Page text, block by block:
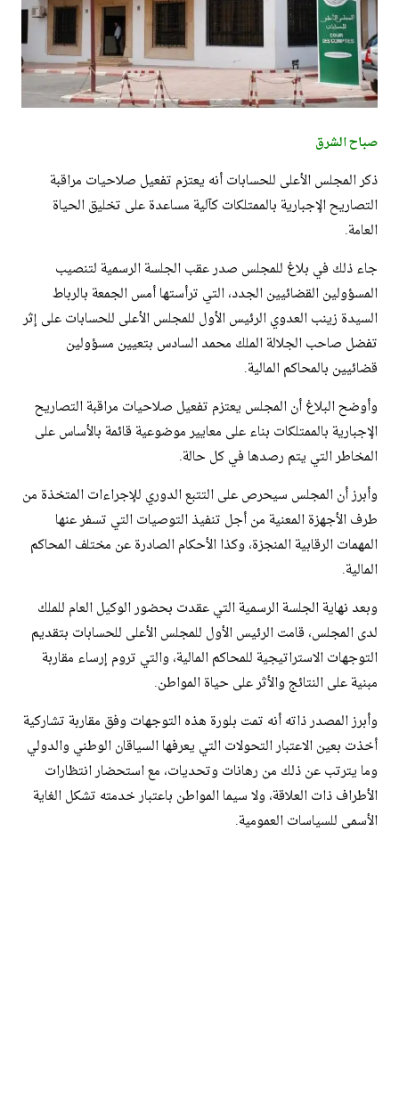
صباح الشرق
ذكر المجلس الأعلى للحسابات أنه يعتزم تفعيل صلاحيات مراقبة
التصاريح الإجبارية بالممتلكات كآلية مساعدة على تخليق الحياة
العامة.
جاء ذلك في بلاغ للمجلس صدر عقب الجلسة الرسمية لتنصيب
المسؤولين القضائيين الجدد، التي ترأستها أمس الجمعة بالرباط
السيدة زينب العدوي الرئيس الأول للمجلس الأعلى للحسابات على إثر
تفضل صاحب الجلالة الملك محمد السادس بتعيين مسؤولين
قضائيين بالمحاكم المالية.
وأوضح البلاغ أن المجلس يعتزم تفعيل صلاحيات مراقبة التصاريح
الإجبارية بالممتلكات بناء على معايير موضوعية قائمة بالأساس على
المخاطر التي يتم رصدها في كل حالة.
وأبرز أن المجلس سيحرص على التتبع الدوري للإجراءات المتخذة من
طرف الأجهزة المعنية من أجل تنفيذ التوصيات التي تسفر عنها
المهمات الرقابية المنجزة، وكذا الأحكام الصادرة عن مختلف المحاكم
المالية.
وبعد نهاية الجلسة الرسمية التي عقدت بحضور الوكيل العام للملك
لدى المجلس، قامت الرئيس الأول للمجلس الأعلى للحسابات بتقديم
التوجهات الاستراتيجية للمحاكم المالية، والتي تروم إرساء مقاربة
مبنية على النتائج والأثر على حياة المواطن.
وأبرز المصدر ذاته أنه تمت بلورة هذه التوجهات وفق مقاربة تشاركية
أخذت بعين الاعتبار التحولات التي يعرفها السياقان الوطني والدولي
وما يترتب عن ذلك من رهانات وتحديات، مع استحضار انتظارات
الأطراف ذات العلاقة، ولا سيما المواطن باعتبار خدمته تشكل الغاية
الأسمى للسياسات العمومية.